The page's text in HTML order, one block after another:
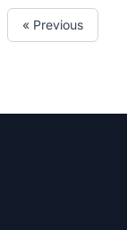
« Previous